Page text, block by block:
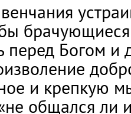
перед Богом и
и крепкую
общался ли